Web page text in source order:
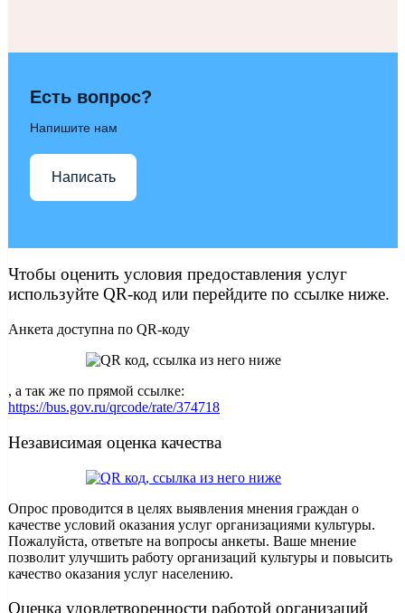
Есть вопрос?
Напишите нам
Написать
Чтобы оценить условия предоставления услуг
используйте QR-код или перейдите по ссылке ниже.
Анкета доступна по QR-коду
, а так же по прямой ссылке:
https://bus.gov.ru/qrcode/rate/374718
Независимая оценка качества
Опрос проводится в целях выявления мнения граждан о
качестве условий оказания услуг организациями культуры.
Пожалуйста, ответьте на вопросы анкеты. Ваше мнение
позволит улучшить работу организаций культуры и повысить
качество оказания услуг населению.
Оценка удовлетворенности работой организаций